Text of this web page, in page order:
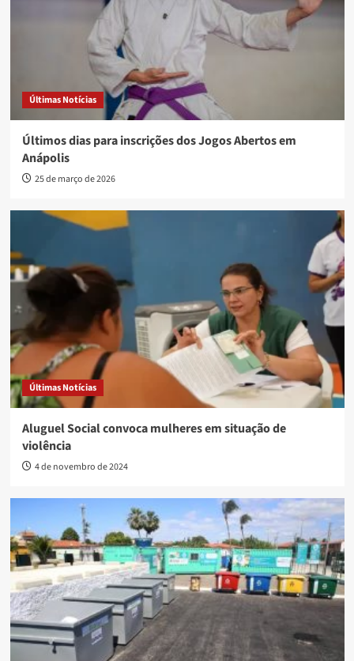
Últimas Notícias
Últimos dias para inscrições dos Jogos Abertos em
Anápolis
25 de março de 2026
Últimas Notícias
Aluguel Social convoca mulheres em situação de
violência
4 de novembro de 2024